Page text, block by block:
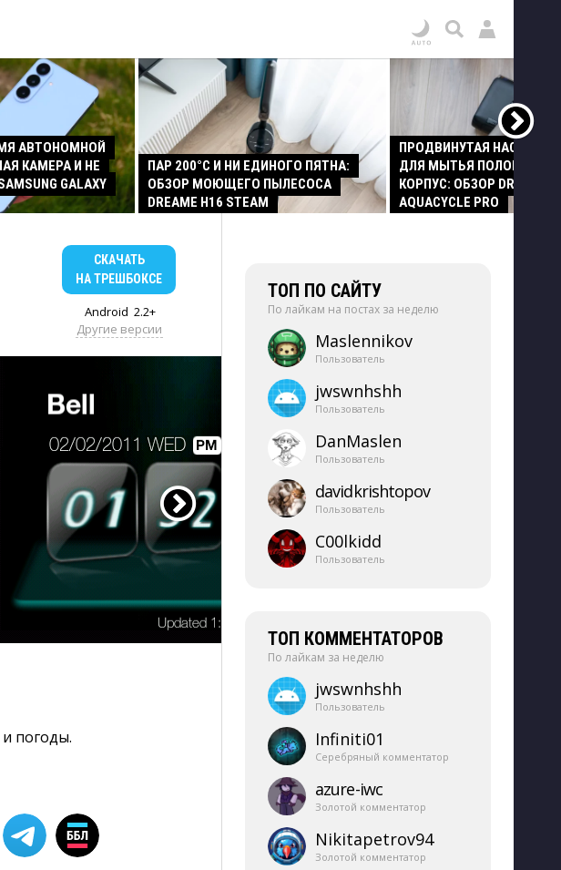
АВТОНОМНОЙ
КАМЕРА И НЕ
GALAXY
ПАР 200°C И НИ ЕДИНОГО ПЯТНА:
ОБЗОР МОЮЩЕГО ПЫЛЕСОСА
DREAME H16 STEAM
ПРОДВИНУТАЯ НАСАДКА
ДЛЯ МЫТЬЯ ПОЛОВ И
КОРПУС: ОБЗОР DREAME
AQUACYCLE PRO
СКАЧАТЬ
НА ТРЕШБОКСЕ
Android 2.2+
Другие версии
погоды.
ТОП ПО САЙТУ
По лайкам на постах за неделю
Maslennikov
Пользователь
jwswnhshh
Пользователь
DanMaslen
Пользователь
davidkrishtopov
Пользователь
C00lkidd
Пользователь
ТОП КОММЕНТАТОРОВ
По лайкам за неделю
jwswnhshh
Пользователь
Infiniti01
Серебряный комментатор
azure-​iwc
Золотой комментатор
Nikitapetrov94
Золотой комментатор